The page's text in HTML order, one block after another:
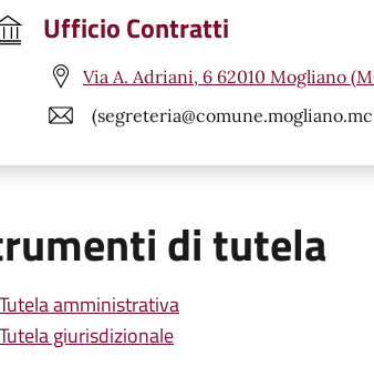
Ufficio Contratti
Via A. Adriani, 6 62010 Mogliano
di tutela
Tutela amministrativa
Tutela giurisdizionale